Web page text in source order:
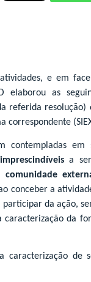
e em
elaborou as
referida resolução)
correspondente
contempladas em
a
conceber a
da ação,
caracterização da
caracterização de